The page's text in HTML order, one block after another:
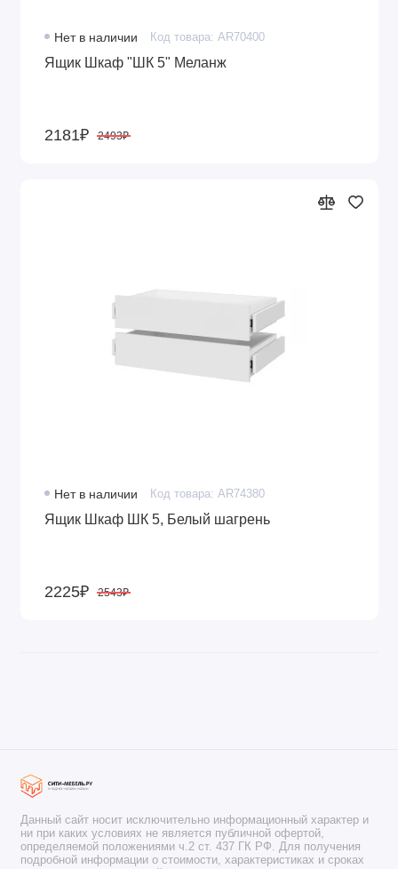
Нет в наличии Код товара: AR70400
Ящик Шкаф "ШК 5" Меланж
2181₽ 2493₽
Нет в наличии Код товара: AR74380
Ящик Шкаф ШК 5, Белый шагрень
2225₽ 2543₽
Данный сайт носит исключительно информационный характер и
ни при каких условиях не является публичной офертой,
определяемой положениями ч.2 ст. 437 ГК РФ. Для получения
подробной информации о стоимости, характеристиках и сроках